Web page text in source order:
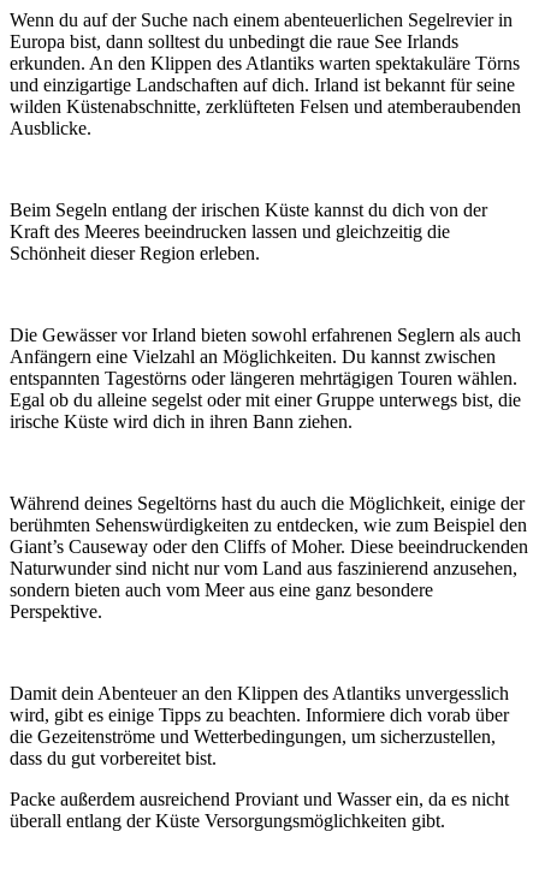
Wenn du auf der Suche nach einem abenteuerlichen Segelrevier in
Europa bist, dann solltest du unbedingt die raue See Irlands
erkunden. An den Klippen des Atlantiks warten spektakuläre Törns
und einzigartige Landschaften auf dich. Irland ist bekannt für seine
wilden Küstenabschnitte, zerklüfteten Felsen und atemberaubenden
Ausblicke.
Beim Segeln entlang der irischen Küste kannst du dich von der
Kraft des Meeres beeindrucken lassen und gleichzeitig die
Schönheit dieser Region erleben.
Die Gewässer vor Irland bieten sowohl erfahrenen Seglern als auch
Anfängern eine Vielzahl an Möglichkeiten. Du kannst zwischen
entspannten Tagestörns oder längeren mehrtägigen Touren wählen.
Egal ob du alleine segelst oder mit einer Gruppe unterwegs bist, die
irische Küste wird dich in ihren Bann ziehen.
Während deines Segeltörns hast du auch die Möglichkeit, einige der
berühmten Sehenswürdigkeiten zu entdecken, wie zum Beispiel den
Giant’s Causeway oder den Cliffs of Moher. Diese beeindruckenden
Naturwunder sind nicht nur vom Land aus faszinierend anzusehen,
sondern bieten auch vom Meer aus eine ganz besondere
Perspektive.
Damit dein Abenteuer an den Klippen des Atlantiks unvergesslich
wird, gibt es einige Tipps zu beachten. Informiere dich vorab über
die Gezeitenströme und Wetterbedingungen, um sicherzustellen,
dass du gut vorbereitet bist.
Packe außerdem ausreichend Proviant und Wasser ein, da es nicht
überall entlang der Küste Versorgungsmöglichkeiten gibt.